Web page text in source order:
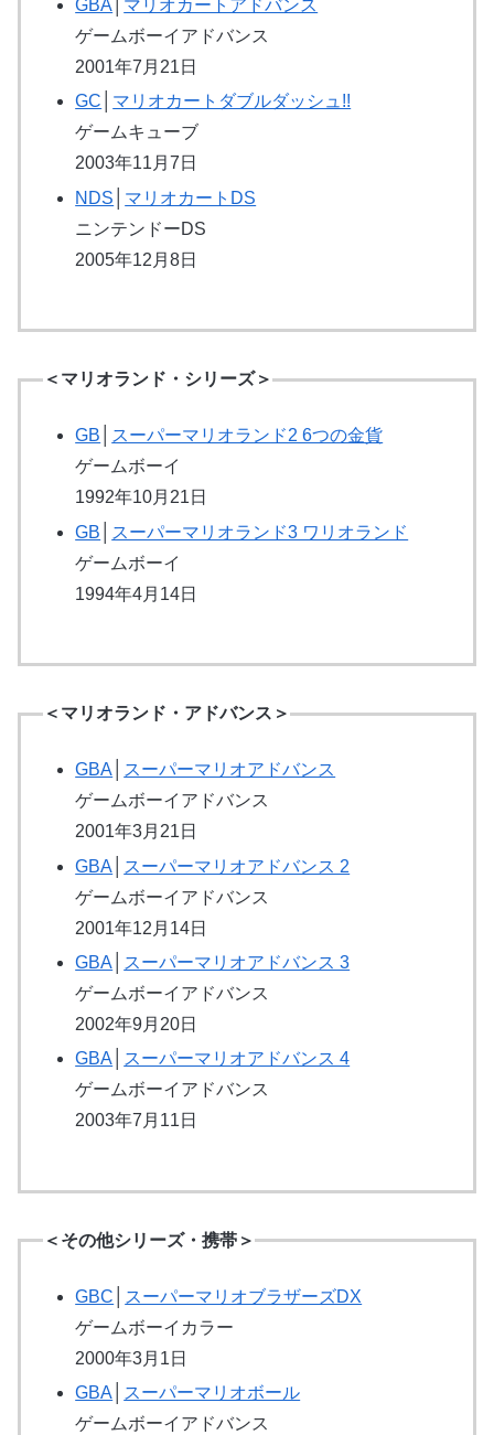
GBA
マリオカートアドバンス
ゲームボーイアドバンス
2001年7月21日
GC
マリオカートダブルダッシュ!!
ゲームキューブ
2003年11月7日
NDS
マリオカートDS
ニンテンドーDS
2005年12月8日
＜マリオランド・シリーズ＞
GB
スーパーマリオランド2 6つの金貨
ゲームボーイ
1992年10月21日
GB
スーパーマリオランド3 ワリオランド
ゲームボーイ
1994年4月14日
＜マリオランド・アドバンス＞
GBA
スーパーマリオアドバンス
ゲームボーイアドバンス
2001年3月21日
GBA
スーパーマリオアドバンス 2
ゲームボーイアドバンス
2001年12月14日
GBA
スーパーマリオアドバンス 3
ゲームボーイアドバンス
2002年9月20日
GBA
スーパーマリオアドバンス 4
ゲームボーイアドバンス
2003年7月11日
＜その他シリーズ・携帯＞
GBC
スーパーマリオブラザーズDX
ゲームボーイカラー
2000年3月1日
GBA
スーパーマリオボール
ゲームボーイアドバンス